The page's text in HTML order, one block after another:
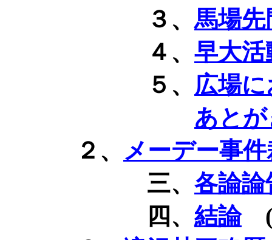
３、 馬場
４、 早大活
５、 広場
あと
２、 メーデー事
三、 各論
四、 結論